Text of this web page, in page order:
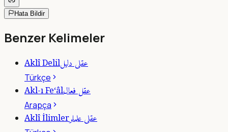
Hata Bildir
Benzer Kelimeler
Aklî Delilعقلى دليل
Türkçe
Akl-ı Fe‘âlعقل فعال
Arapça
Aklî İlimlerعقلى علملر